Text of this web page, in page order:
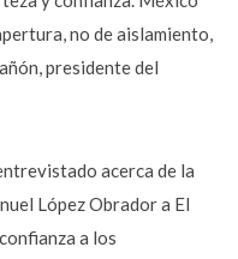
no de aislamiento,
presidente del
acerca de la
López Obrador a El
a los